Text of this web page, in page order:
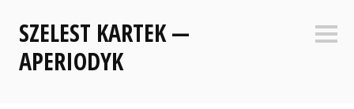
content
SZELEST KARTEK —
APERIODYK